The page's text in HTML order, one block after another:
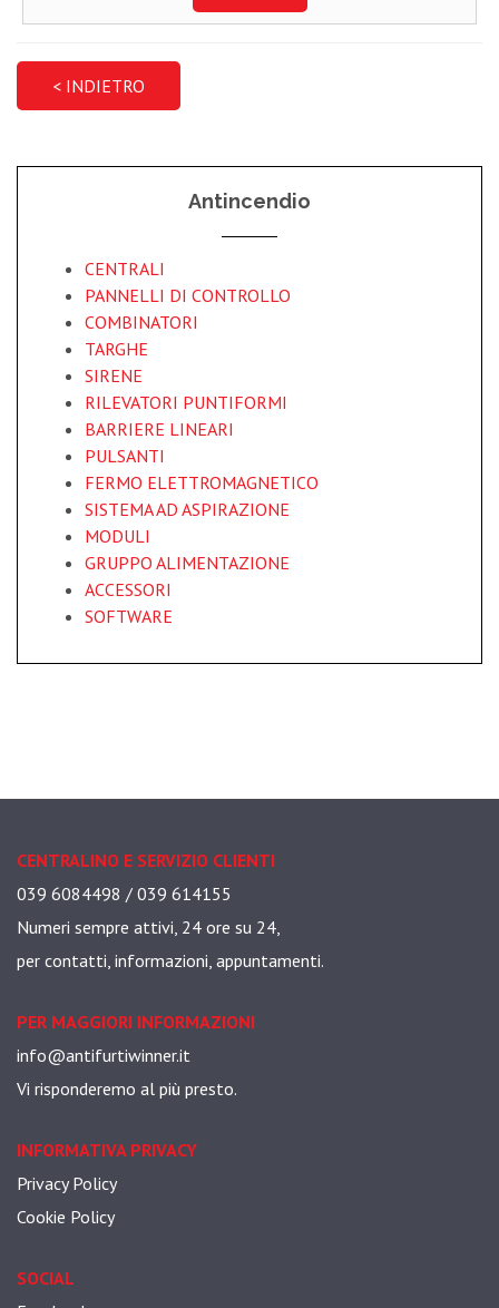
Antincendio
CENTRALI
PANNELLI DI CONTROLLO
COMBINATORI
TARGHE
SIRENE
RILEVATORI PUNTIFORMI
BARRIERE LINEARI
PULSANTI
FERMO ELETTROMAGNETICO
SISTEMA AD ASPIRAZIONE
MODULI
GRUPPO ALIMENTAZIONE
ACCESSORI
SOFTWARE
CENTRALINO E SERVIZIO CLIENTI
039 6084498 / 039 614155
Numeri sempre attivi, 24 ore su 24,
per contatti, informazioni, appuntamenti.
PER MAGGIORI INFORMAZIONI
info@antifurtiwinner.it
Vi risponderemo al più presto.
INFORMATIVA PRIVACY
Privacy Policy
Cookie Policy
SOCIAL